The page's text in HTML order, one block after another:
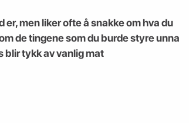
men liker ofte å snakke om hva du
de tingene som du burde styre unna
blir tykk av vanlig mat